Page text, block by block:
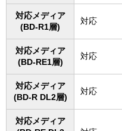
対応メディア
(BD-R1層)
対応
対応メディア
(BD-RE1層)
対応
対応メディア
(BD-R DL2層)
対応
対応メディア